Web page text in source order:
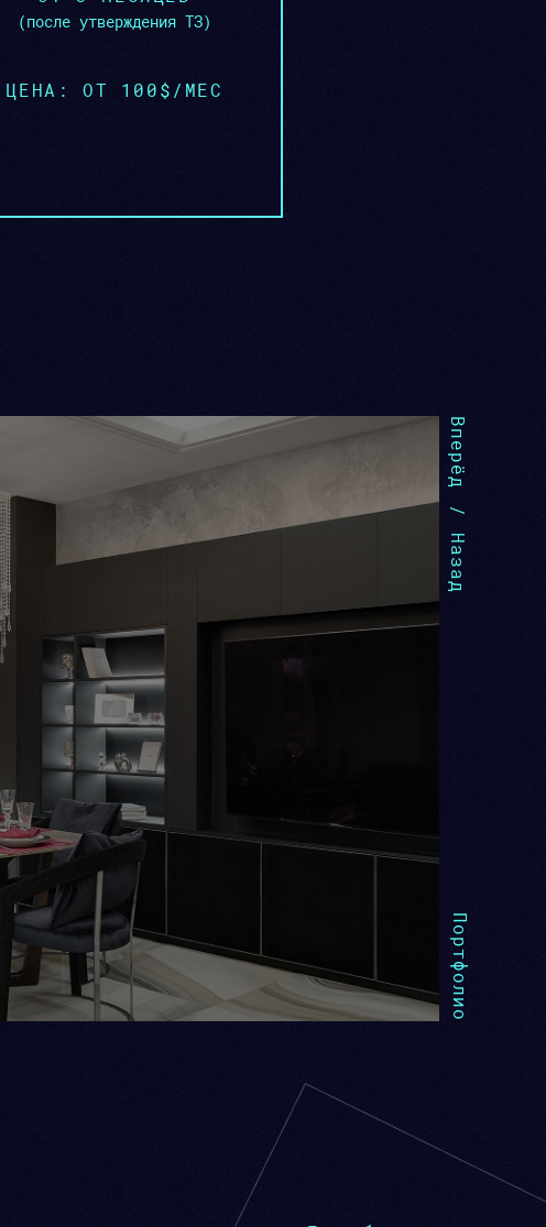
(после утверждения ТЗ)
ЦЕНА: ОТ 100$/МЕС
Вперёд
Назад
Портфолио